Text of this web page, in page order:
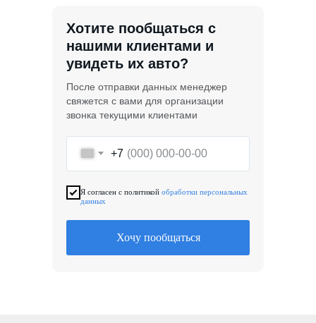
+7
Я согласен с политикой обработки персональных
данных
Хочу пообщаться
Хотите пообщаться с
нашими клиентами и
увидеть их авто?
После отправки данных менеджер
свяжется с вами для организации
звонка текущими клиентами